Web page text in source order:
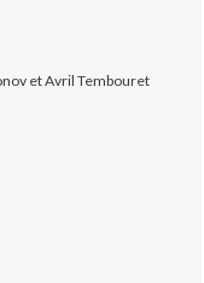
et Avril Tembouret